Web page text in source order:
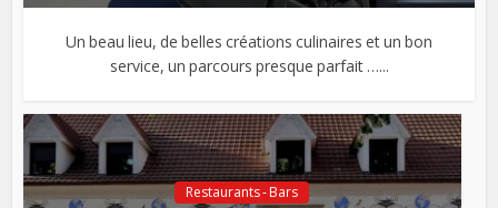
Un beau lieu, de belles créations culinaires et un bon
service, un parcours presque parfait …...
Restaurants - Bars